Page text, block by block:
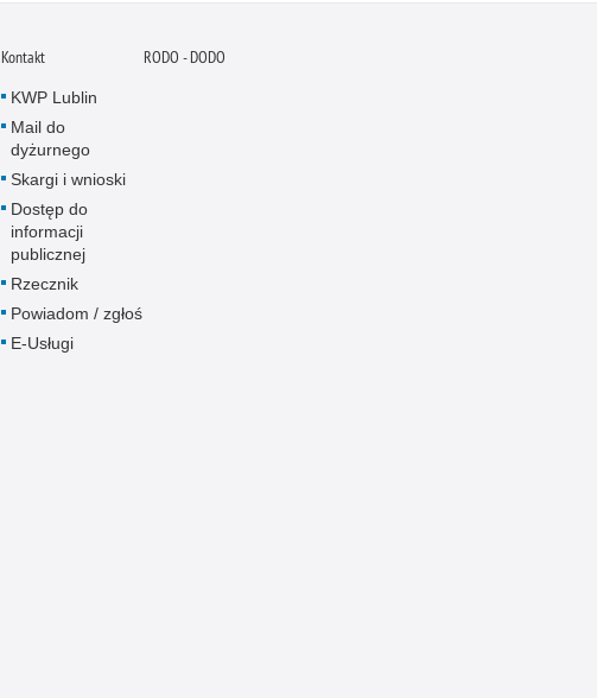
Kontakt
KWP Lublin
Mail do
dyżurnego
Skargi i wnioski
Dostęp do
informacji
publicznej
Rzecznik
Powiadom / zgłoś
E-Usługi
RODO - DODO